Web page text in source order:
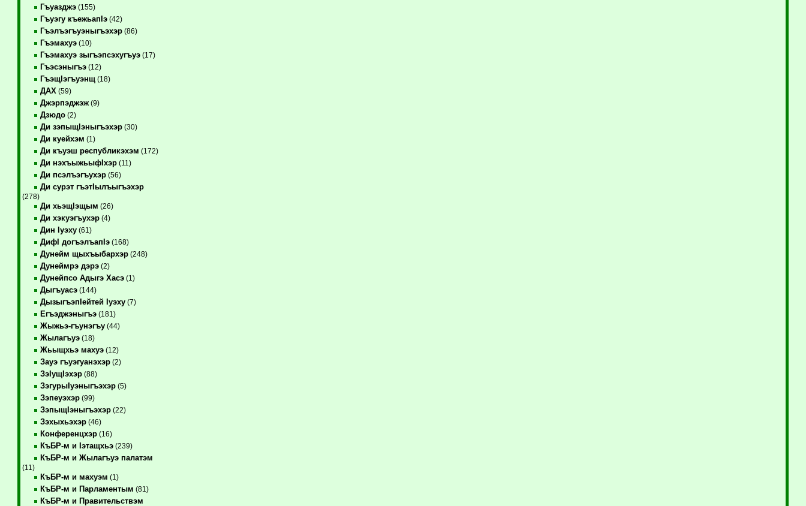
Гъуазджэ(155)
Гъуэгу къежьапIэ(42)
Гъэлъэгъуэныгъэхэр(86)
Гъэмахуэ(10)
Гъэмахуэ зыгъэпсэхугъуэ(17)
Гъэсэныгъэ(12)
ГъэщIэгъуэнщ(18)
ДАХ (59)
Джэрпэджэж(9)
Дзюдо(2)
Ди зэпыщIэныгъэхэр(30)
Ди куейхэм (1)
Ди къуэш республикэхэм (172)
Ди нэхъыжьыфIхэр(11)
Ди псэлъэгъухэр(56)
Ди сурэт гъэтIылъыгъэхэр
(278)
Ди хьэщIэщым (26)
Ди хэкуэгъухэр(4)
Дин Iуэху(61)
ДифI догъэлъапIэ(168)
Дунейм щыхъыбархэр(248)
Дунеймрэ дэрэ(2)
Дунейпсо Адыгэ Хасэ(1)
Дыгъуасэ(144)
ДызыгъэпIейтей Iуэху(7)
Егъэджэныгъэ(181)
Жыжьэ-гъунэгъу(44)
Жылагъуэ(18)
Жьыщхьэ махуэ(12)
Зауэ гъуэгуанэхэр(2)
ЗэIущIэхэр(88)
ЗэгурыIуэныгъэхэр(5)
Зэпеуэхэр(99)
ЗэпыщIэныгъэхэр(22)
Зэхыхьэхэр(46)
Конференцхэр(16)
КъБР-м и Iэтащхьэ(239)
КъБР-м и Жылагъуэ палатэм
(11)
КъБР-м и махуэм (1)
КъБР-м и Парламентым (81)
КъБР-м и Правительствэм